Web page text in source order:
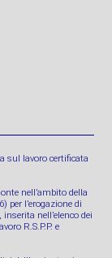
sul lavoro certificata
nell’ambito della
per l’erogazione di
nell’elenco dei
R.S.P.P. e